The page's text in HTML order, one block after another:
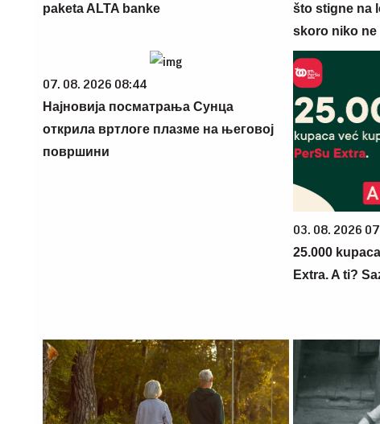
paketa ALTA banke
što stigne na
skoro niko ne
07. 08. 2026 08:44
Најновија посматрања Сунца
открила вртлоге плазме на његовој
површини
03. 08. 2026
25.000
Extra. A ti?